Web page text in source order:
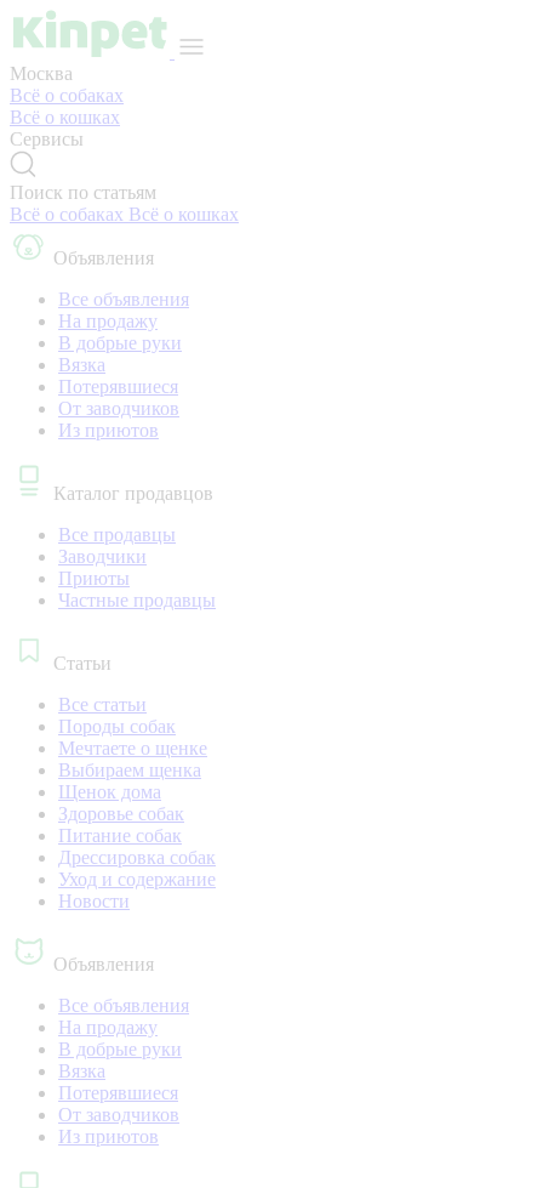
Москва
Всё о собаках
Всё о кошках
Сервисы
Поиск по статьям
Всё о собаках Всё о кошках
Объявления
Все объявления
На продажу
В добрые руки
Вязка
Потерявшиеся
От заводчиков
Из приютов
Каталог продавцов
Все продавцы
Заводчики
Приюты
Частные продавцы
Статьи
Все статьи
Породы собак
Мечтаете о щенке
Выбираем щенка
Щенок дома
Здоровье собак
Питание собак
Дрессировка собак
Уход и содержание
Новости
Объявления
Все объявления
На продажу
В добрые руки
Вязка
Потерявшиеся
От заводчиков
Из приютов